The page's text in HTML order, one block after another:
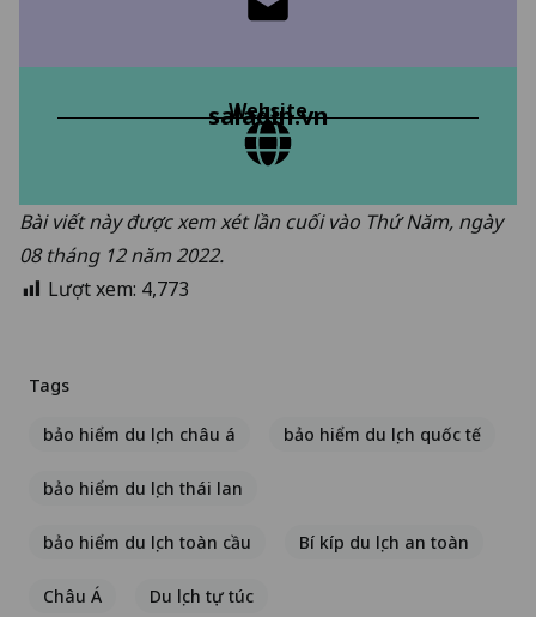
Website
saladin.vn
Bài viết này được xem xét lần cuối vào Thứ Năm, ngày
08 tháng 12 năm 2022.
Lượt xem: 4,773
Tags
bảo hiểm du lịch châu á bảo hiểm du lịch quốc tế
bảo hiểm du lịch thái lan
bảo hiểm du lịch toàn cầu Bí kíp du lịch an toàn
Châu Á Du lịch tự túc